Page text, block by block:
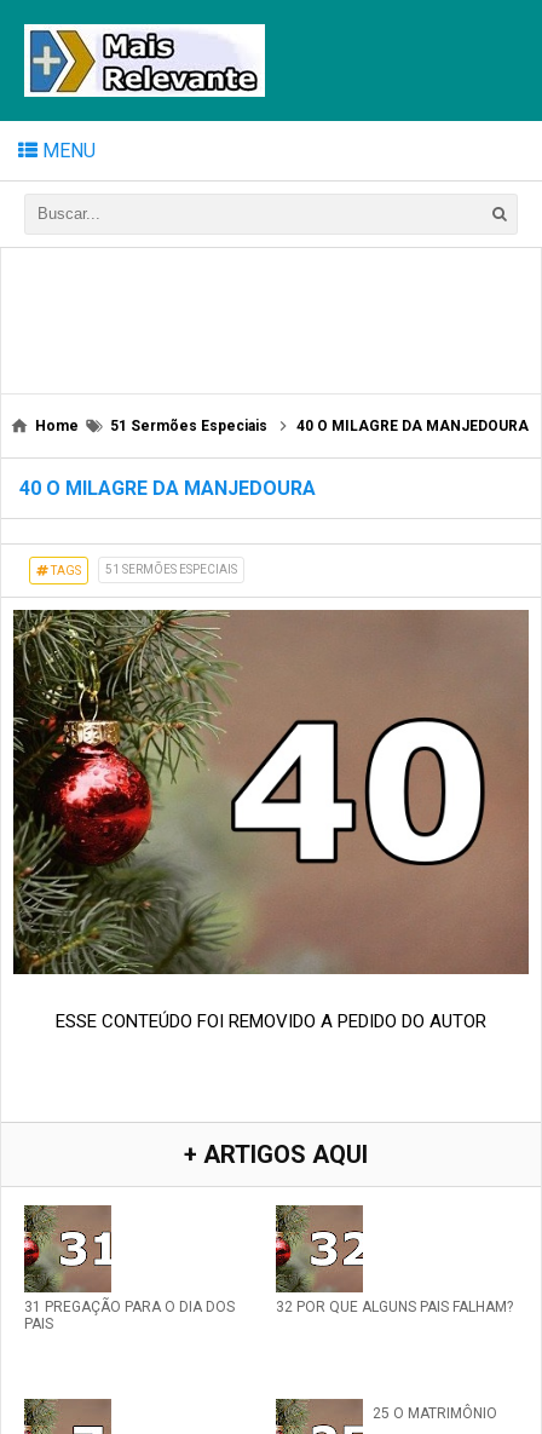
MENU
Home 51 Sermões Especiais 40 O MILAGRE DA MANJEDOURA
40 O MILAGRE DA MANJEDOURA
TAGS 51 SERMÕES ESPECIAIS
ESSE CONTEÚDO FOI REMOVIDO A PEDIDO DO AUTOR
+ ARTIGOS AQUI
31 PREGAÇÃO PARA O DIA DOS
PAIS
32 POR QUE ALGUNS PAIS FALHAM?
25 O MATRIMÔNIO